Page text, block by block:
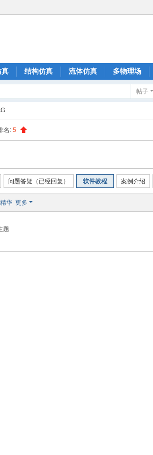
真 结构仿真 流体仿真 多物理场
帖子
名: 5
问题答疑（已经回复） 软件教程 案例介绍
精华 更多
题